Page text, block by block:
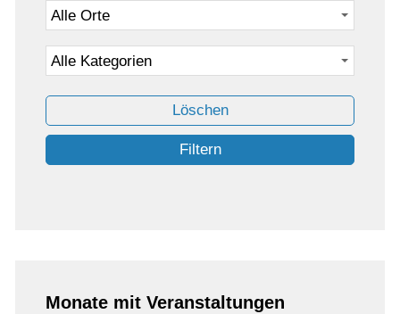
Löschen
Filtern
Monate mit Veranstaltungen